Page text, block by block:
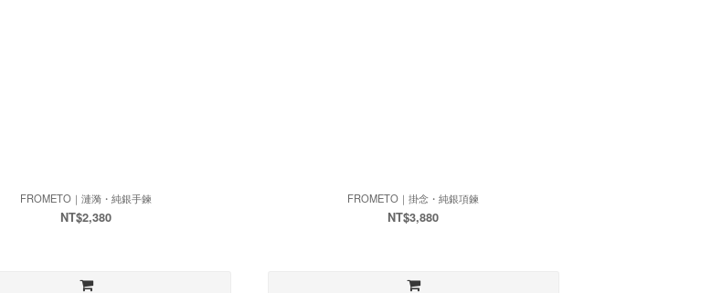
FROMETO｜漣漪・純銀手鍊
NT$2,380
FROMETO｜掛念・純銀項鍊
NT$3,880